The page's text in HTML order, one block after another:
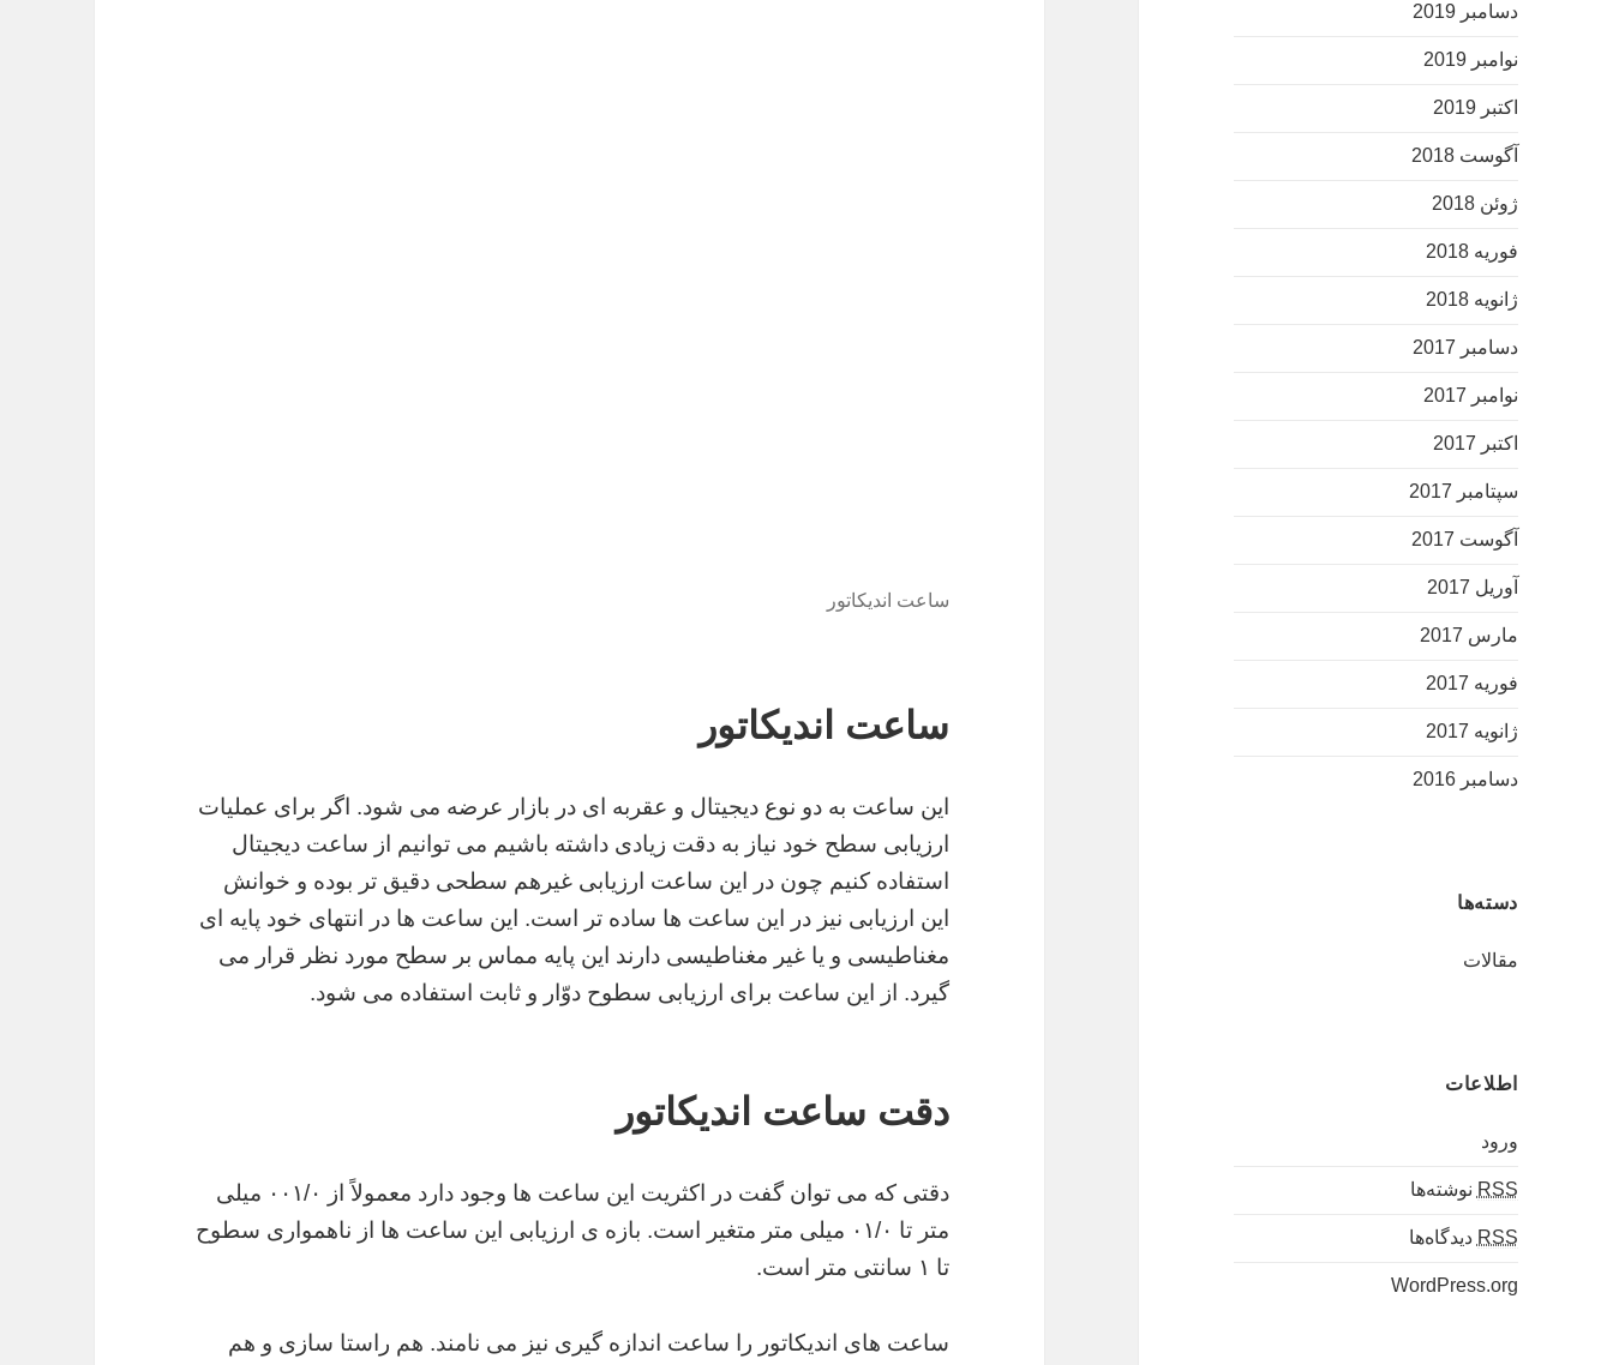
دسامبر 2019
نوامبر 2019
اکتبر 2019
آگوست 2018
ژوئن 2018
فوریه 2018
ژانویه 2018
دسامبر 2017
نوامبر 2017
اکتبر 2017
سپتامبر 2017
آگوست 2017
آوریل 2017
مارس 2017
فوریه 2017
ژانویه 2017
دسامبر 2016
دسته‌ها
مقالات
اطلاعات
ورود
RSS نوشته‌ها
RSS دیدگاه‌ها
WordPress.org
ساعت اندیکاتور
ساعت اندیکاتور
این ساعت به دو نوع دیجیتال و عقربه ای در بازار عرضه می شود. اگر برای عملیات
ارزیابی سطح خود نیاز به دقت زیادی داشته باشیم می توانیم از ساعت دیجیتال
استفاده کنیم چون در این ساعت ارزیابی غیرهم سطحی دقیق تر بوده و خوانش
این ارزیابی نیز در این ساعت ها ساده تر است. این ساعت ها در انتهای خود پایه ای
مغناطیسی و یا غیر مغناطیسی دارند این پایه مماس بر سطح مورد نظر قرار می
گیرد. از این ساعت برای ارزیابی سطوح دوّار و ثابت استفاده می شود.
دقت ساعت اندیکاتور
دقتی که می توان گفت در اکثریت این ساعت ها وجود دارد معمولاً از ۰۰۱/۰ میلی
متر تا ۰۱/۰ میلی متر متغیر است. بازه ی ارزیابی این ساعت ها از ناهمواری سطوح
تا ۱ سانتی متر است.
ساعت های اندیکاتور را ساعت اندازه گیری نیز می نامند. هم راستا سازی و هم